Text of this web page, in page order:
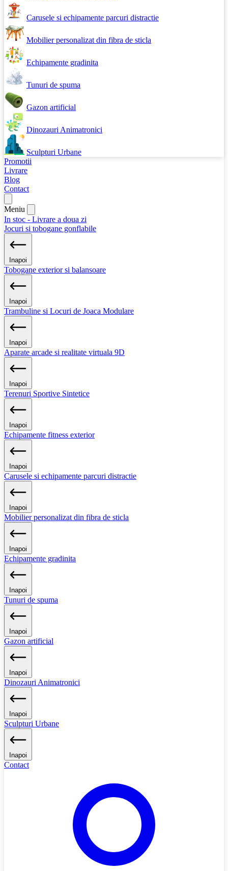
Carusele si echipamente parcuri distractie
Mobilier personalizat din fibra de sticla
Echipamente gradinita
Tunuri de spuma
Gazon artificial
Dinozauri Animatronici
Sculpturi Urbane
Promotii
Livrare
Blog
Contact
Meniu
In stoc - Livrare a doua zi
Jocuri si tobogane gonflabile
Inapoi
Tobogane exterior si balansoare
Inapoi
Trambuline si Locuri de Joaca Modulare
Inapoi
Aparate arcade si realitate virtuala 9D
Inapoi
Terenuri Sportive Sintetice
Inapoi
Echipamente fitness exterior
Inapoi
Carusele si echipamente parcuri distractie
Inapoi
Mobilier personalizat din fibra de sticla
Inapoi
Echipamente gradinita
Inapoi
Tunuri de spuma
Inapoi
Gazon artificial
Inapoi
Dinozauri Animatronici
Inapoi
Sculpturi Urbane
Inapoi
Contact